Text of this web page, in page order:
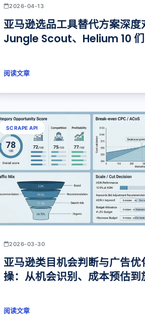
2026-04-13
亚马逊选品工具替代方案深度
Jungle Scout、Helium 10 们
阅读文章
SCRAPE API
2026-03-30
亚马逊类目机会判断与广告优
操：从机会识别、成本预估到
阅读文章